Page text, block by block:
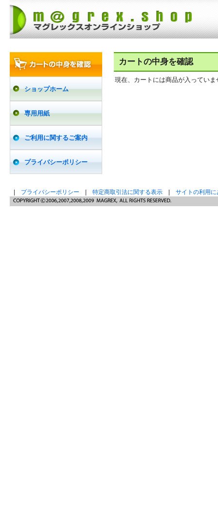
ショップホーム
専用用紙
ご利用に関するご案内
プライバシーポリシー
カートの中身を確認
現在、カートには商品が入っていま
プライバシーポリシー 特定商取引法に関する表示 サイトの利用に